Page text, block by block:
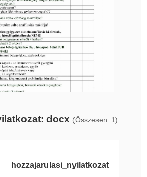
docx (Összesen: 1)
hozzajarulasi_nyilatkozat